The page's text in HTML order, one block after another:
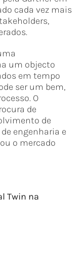
cada vez mais
um objecto
em tempo
ser um bem,
O
de
de
engenharia e
o mercado
Twin na